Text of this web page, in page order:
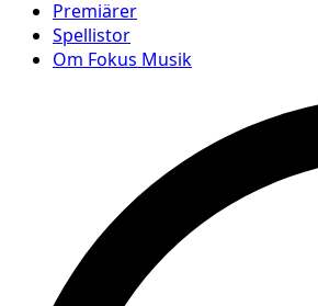
Premiärer
Spellistor
Om Fokus Musik